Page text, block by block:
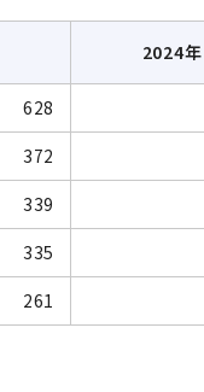
2024年
628
372
339
335
261